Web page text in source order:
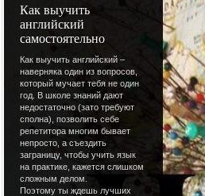
Как выучить
английский
самостоятельно
Как выучить английский –
наверняка один из вопросов,
который мучает тебя не один
год. В школе знаний дают
недостаточно (зато требуют
сполна), позволить себе
репетитора многим бывает
непросто, а съездить
заграницу, чтобы учить язык
на практике, кажется слишком
сложным делом.
Поэтому ты ждешь лучших